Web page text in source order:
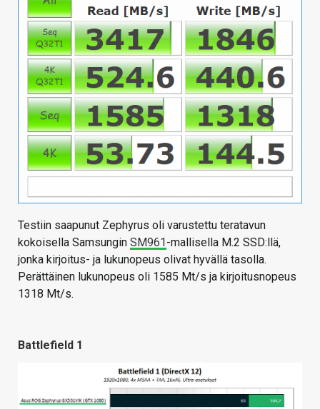
Testiin saapunut Zephyrus oli varustettu teratavun
kokoisella Samsungin SM961-mallisella M.2 SSD:llä,
jonka kirjoitus- ja lukunopeus olivat hyvällä tasolla.
Perättäinen lukunopeus oli 1585 Mt/s ja kirjoitusnopeus
1318 Mt/s.
Battlefield 1